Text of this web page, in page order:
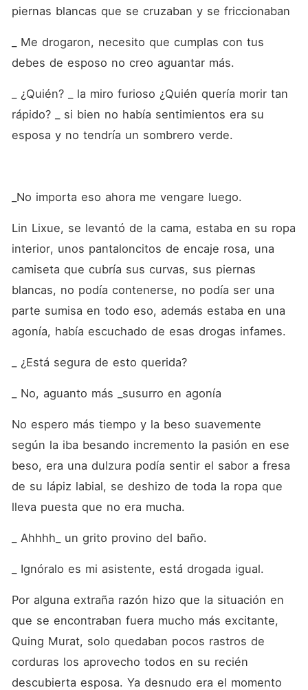
piernas blancas que se cruzaban y se friccionaban
_ Me drogaron, necesito que cumplas con tus
debes de esposo no creo aguantar más.
_ ¿Quién? _ la miro furioso ¿Quién quería morir tan
rápido? _ si bien no había sentimientos era su
esposa y no tendría un sombrero verde.
_No importa eso ahora me vengare luego.
Lin Lixue, se levantó de la cama, estaba en su ropa
interior, unos pantaloncitos de encaje rosa, una
camiseta que cubría sus curvas, sus piernas
blancas, no podía contenerse, no podía ser una
parte sumisa en todo eso, además estaba en una
agonía, había escuchado de esas drogas infames.
_ ¿Está segura de esto querida?
_ No, aguanto más _susurro en agonía
No espero más tiempo y la beso suavemente
según la iba besando incremento la pasión en ese
beso, era una dulzura podía sentir el sabor a fresa
de su lápiz labial, se deshizo de toda la ropa que
lleva puesta que no era mucha.
_ Ahhhh_ un grito provino del baño.
_ Ignóralo es mi asistente, está drogada igual.
Por alguna extraña razón hizo que la situación en
que se encontraban fuera mucho más excitante,
Quing Murat, solo quedaban pocos rastros de
corduras los aprovecho todos en su recién
descubierta esposa. Ya desnudo era el momento